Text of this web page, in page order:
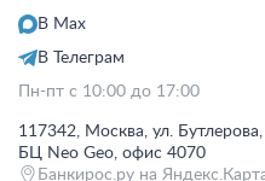
В Max
В Телеграм
Пн-пт с 10:00 до 17:00
117342, Москва, ул.
БЦ Neo Geo, офис 4070
Банкирос.ру на